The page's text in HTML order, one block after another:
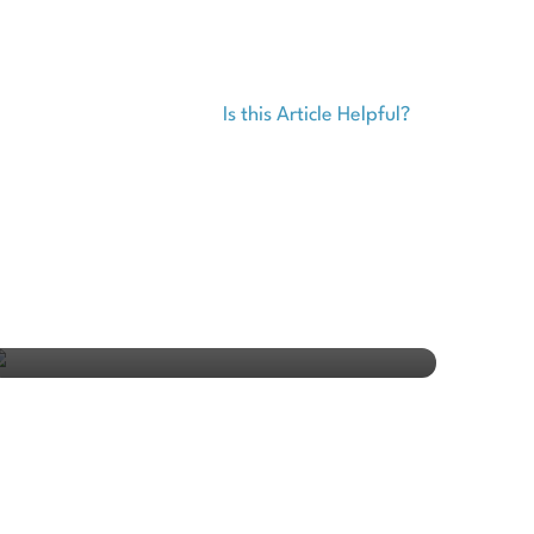
Is this Article Helpful?